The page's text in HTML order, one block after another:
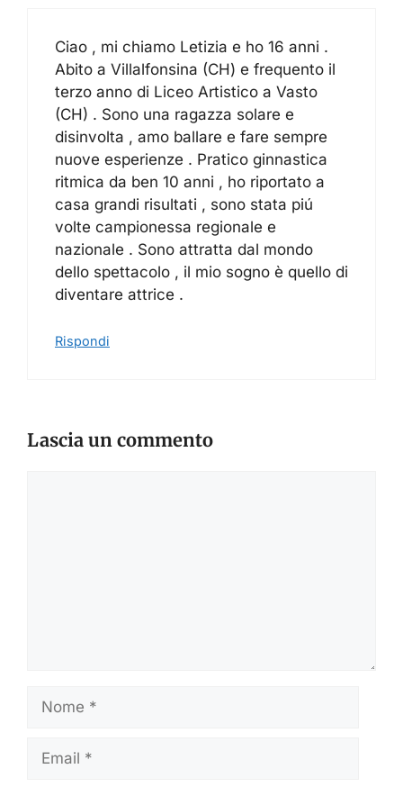
Ciao , mi chiamo Letizia e ho 16 anni .
Abito a Villalfonsina (CH) e frequento il
terzo anno di Liceo Artistico a Vasto
(CH) . Sono una ragazza solare e
disinvolta , amo ballare e fare sempre
nuove esperienze . Pratico ginnastica
ritmica da ben 10 anni , ho riportato a
casa grandi risultati , sono stata piú
volte campionessa regionale e
nazionale . Sono attratta dal mondo
dello spettacolo , il mio sogno è quello di
diventare attrice .
Rispondi
Lascia un commento
Nome
Email